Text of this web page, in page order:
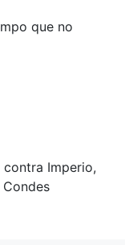
que no
Imperio,